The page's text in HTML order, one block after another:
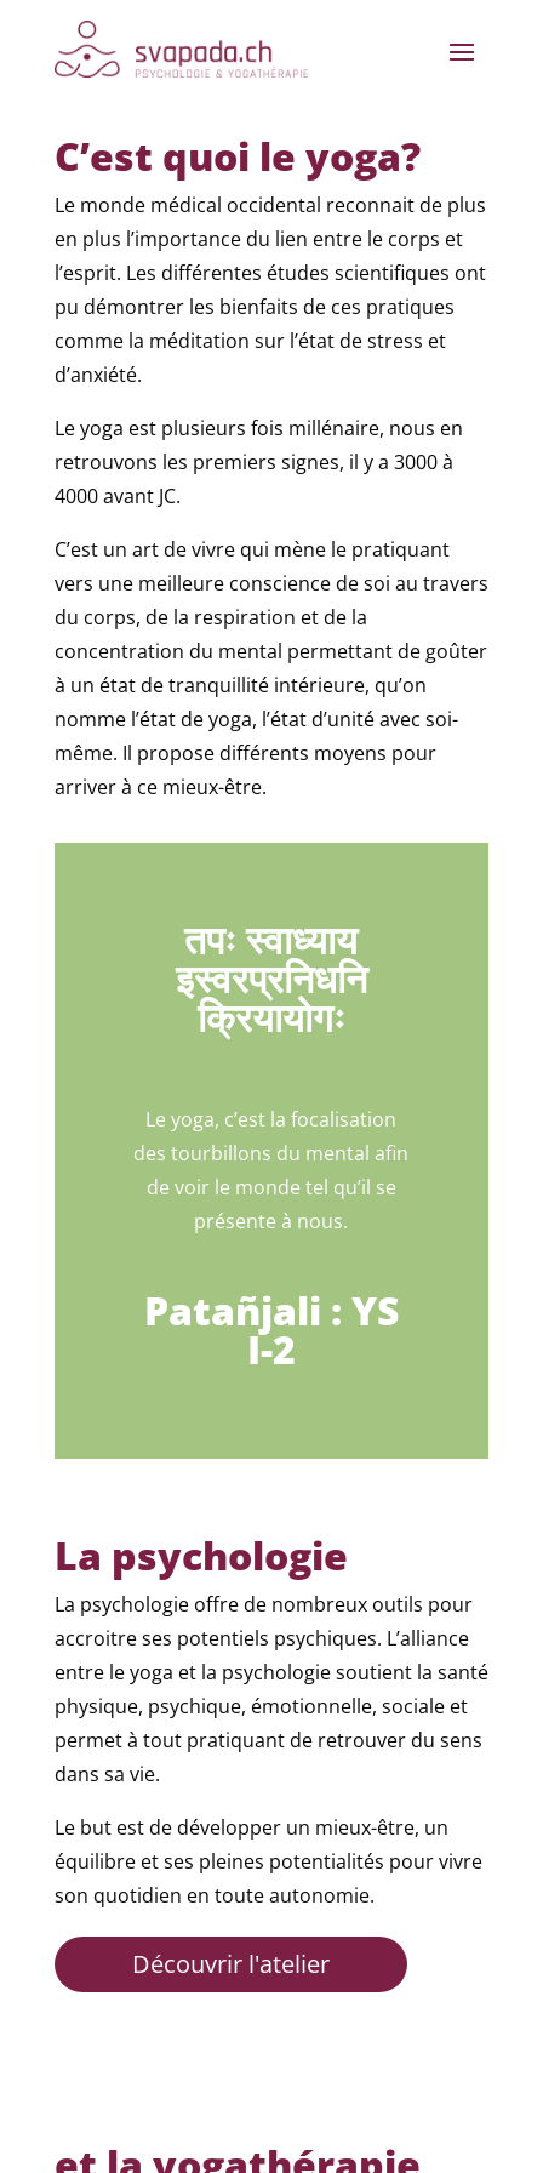
C’est quoi le yoga?
Le monde médical occidental reconnait de plus
en plus l’importance du lien entre le corps et
l’esprit. Les différentes études scientifiques ont
pu démontrer les bienfaits de ces pratiques
comme la méditation sur l’état de stress et
d’anxiété.
Le yoga est plusieurs fois millénaire, nous en
retrouvons les premiers signes, il y a 3000 à
4000 avant JC.
C’est un art de vivre qui mène le pratiquant
vers une meilleure conscience de soi au travers
du corps, de la respiration et de la
concentration du mental permettant de goûter
à un état de tranquillité intérieure, qu’on
nomme l’état de yoga, l’état d’unité avec soi-
même. Il propose différents moyens pour
arriver à ce mieux-être.
तपः स्वाध्याय
इस्वरप्रनिधनि
क्रियायोगः
Le yoga, c’est la focalisation
des tourbillons du mental afin
de voir le monde tel qu’il se
présente à nous.
Patañjali : YS
I-2
La psychologie
La psychologie offre de nombreux outils pour
accroitre ses potentiels psychiques. L’alliance
entre le yoga et la psychologie soutient la santé
physique, psychique, émotionnelle, sociale et
permet à tout pratiquant de retrouver du sens
dans sa vie.
Le but est de développer un mieux-être, un
équilibre et ses pleines potentialités pour vivre
son quotidien en toute autonomie.
Découvrir l'atelier